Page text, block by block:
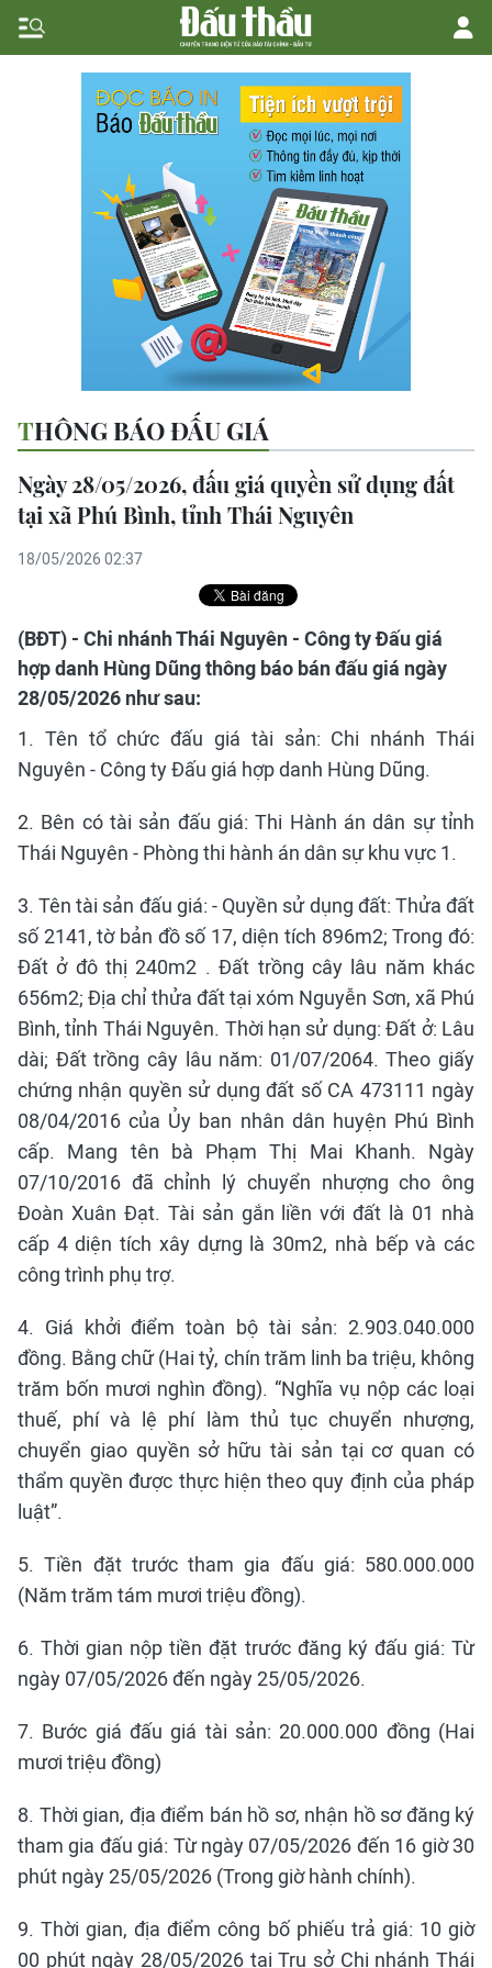
THÔNG BÁO ĐẤU GIÁ
Ngày 28/05/2026, đấu giá quyền sử dụng đất
tại xã Phú Bình, tỉnh Thái Nguyên
18/05/2026 02:37
(BĐT) - Chi nhánh Thái Nguyên - Công ty Đấu giá
hợp danh Hùng Dũng thông báo bán đấu giá ngày
28/05/2026 như sau:
1. Tên tổ chức đấu giá tài sản: Chi nhánh Thái
Nguyên - Công ty Đấu giá hợp danh Hùng Dũng.
2. Bên có tài sản đấu giá: Thi Hành án dân sự tỉnh
Thái Nguyên - Phòng thi hành án dân sự khu vực 1.
3. Tên tài sản đấu giá: - Quyền sử dụng đất: Thửa đất
số 2141, tờ bản đồ số 17, diện tích 896m2; Trong đó:
Đất ở đô thị 240m2 . Đất trồng cây lâu năm khác
656m2; Địa chỉ thửa đất tại xóm Nguyễn Sơn, xã Phú
Bình, tỉnh Thái Nguyên. Thời hạn sử dụng: Đất ở: Lâu
dài; Đất trồng cây lâu năm: 01/07/2064. Theo giấy
chứng nhận quyền sử dụng đất số CA 473111 ngày
08/04/2016 của Ủy ban nhân dân huyện Phú Bình
cấp. Mang tên bà Phạm Thị Mai Khanh. Ngày
07/10/2016 đã chỉnh lý chuyển nhượng cho ông
Đoàn Xuân Đạt. Tài sản gắn liền với đất là 01 nhà
cấp 4 diện tích xây dựng là 30m2, nhà bếp và các
công trình phụ trợ.
4. Giá khởi điểm toàn bộ tài sản: 2.903.040.000
đồng. Bằng chữ (Hai tỷ, chín trăm linh ba triệu, không
trăm bốn mươi nghìn đồng). “Nghĩa vụ nộp các loại
thuế, phí và lệ phí làm thủ tục chuyển nhượng,
chuyển giao quyền sở hữu tài sản tại cơ quan có
thẩm quyền được thực hiện theo quy định của pháp
luật”.
5. Tiền đặt trước tham gia đấu giá: 580.000.000
(Năm trăm tám mươi triệu đồng).
6. Thời gian nộp tiền đặt trước đăng ký đấu giá: Từ
ngày 07/05/2026 đến ngày 25/05/2026.
7. Bước giá đấu giá tài sản: 20.000.000 đồng (Hai
mươi triệu đồng)
8. Thời gian, địa điểm bán hồ sơ, nhận hồ sơ đăng ký
tham gia đấu giá: Từ ngày 07/05/2026 đến 16 giờ 30
phút ngày 25/05/2026 (Trong giờ hành chính).
9. Thời gian, địa điểm công bố phiếu trả giá: 10 giờ
00 phút ngày 28/05/2026 tại Trụ sở Chi nhánh Thái